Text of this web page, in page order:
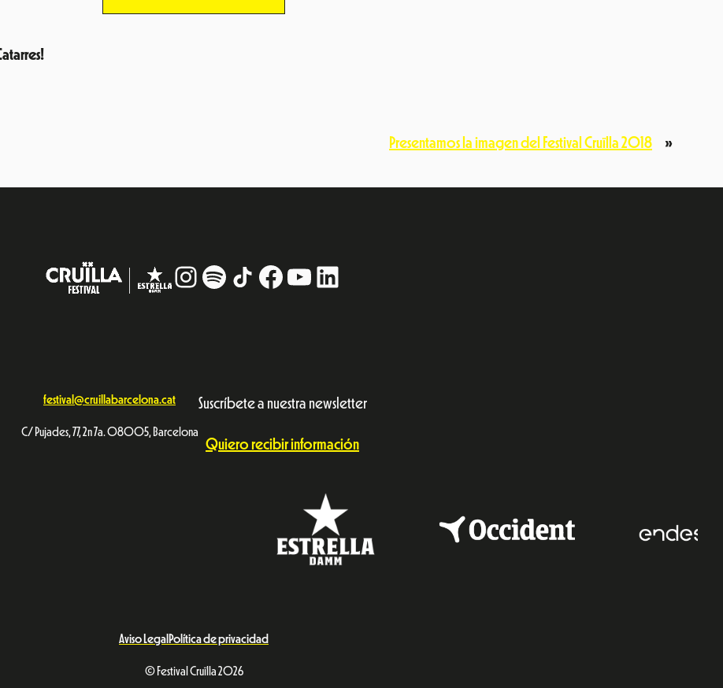
Presentamos la imagen del Festival Cruïlla 2018 »
Instagram
# TikTokFacebook
YouTube
LinkedIn
festival@cruillabarcelona.cat
C/ Pujades, 77, 2n 7a. 08005, Barcelona
Suscríbete a nuestra newsletter
Quiero recibir información
Aviso Legal Política de privacidad
© Festival Cruïlla 2026